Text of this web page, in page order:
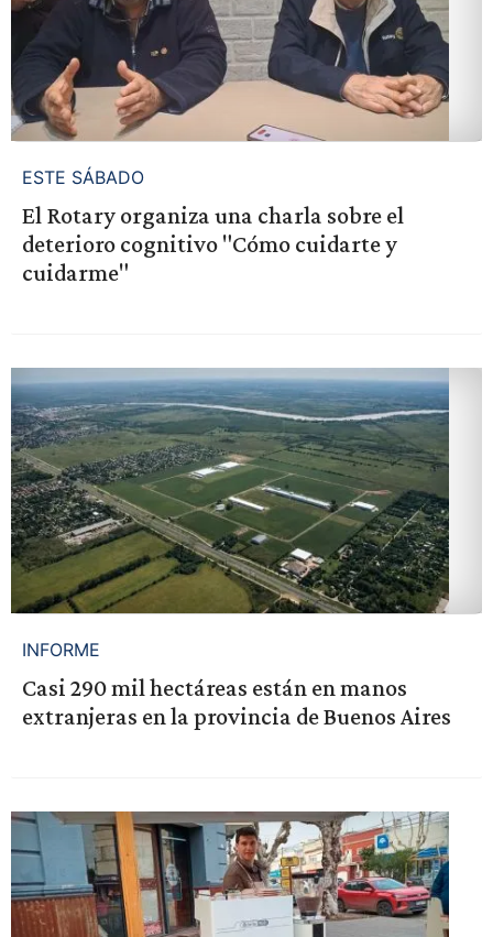
ESTE SÁBADO
El Rotary organiza una charla sobre el
deterioro cognitivo "Cómo cuidarte y
cuidarme"
INFORME
Casi 290 mil hectáreas están en manos
extranjeras en la provincia de Buenos Aires